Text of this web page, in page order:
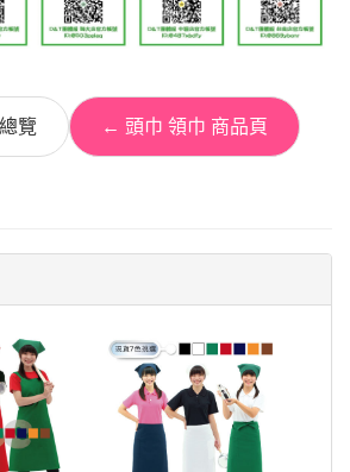
覽 ← 頭巾 領巾 商品頁